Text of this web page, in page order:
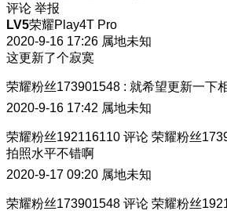
评论 举报
LV5荣耀Play4T Pro
2020-9-16 17:26 属地未知
这更新了个寂寞
荣耀粉丝173901548 : 就希望更新一下
2020-9-16 17:42 属地未知
荣耀粉丝192116110 评论 荣耀粉丝
拍照水平不错啊
2020-9-17 09:20 属地未知
荣耀粉丝173901548 评论 荣耀粉丝